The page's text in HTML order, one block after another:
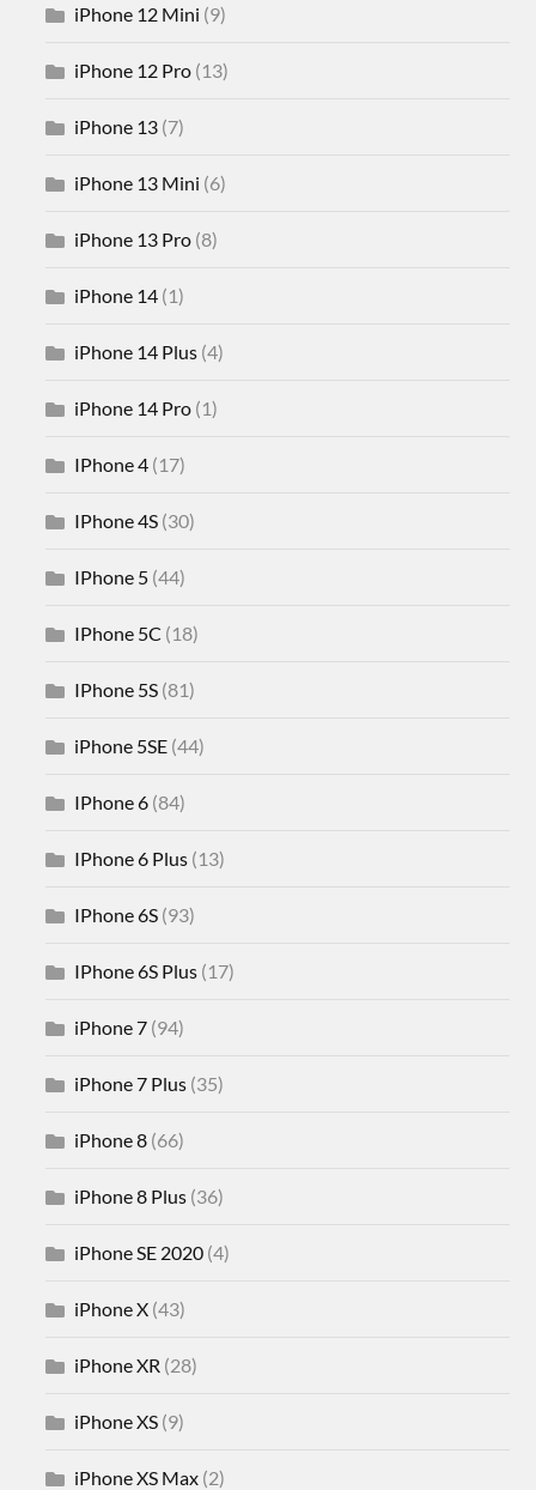
iPhone 12 Mini (9)
iPhone 12 Pro (13)
iPhone 13 (7)
iPhone 13 Mini (6)
iPhone 13 Pro (8)
iPhone 14 (1)
iPhone 14 Plus (4)
iPhone 14 Pro (1)
IPhone 4 (17)
IPhone 4S (30)
IPhone 5 (44)
IPhone 5C (18)
IPhone 5S (81)
iPhone 5SE (44)
IPhone 6 (84)
IPhone 6 Plus (13)
IPhone 6S (93)
IPhone 6S Plus (17)
iPhone 7 (94)
iPhone 7 Plus (35)
iPhone 8 (66)
iPhone 8 Plus (36)
iPhone SE 2020 (4)
iPhone X (43)
iPhone XR (28)
iPhone XS (9)
iPhone XS Max (2)